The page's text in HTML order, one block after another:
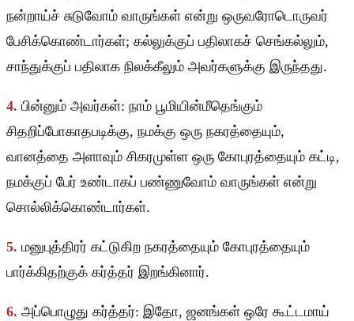
நன்றாய்ச் சுடுவோம் வாருங்கள் என்று ஒருவரோடொருவர்
பேசிக்கொண்டார்கள்; கல்லுக்குப் பதிலாகச் செங்கல்லும்,
சாந்துக்குப் பதிலாக நிலக்கீலும் அவர்களுக்கு இருந்தது.
4. பின்னும் அவர்கள்: நாம் பூமியின்மீதெங்கும்
சிதறிப்போகாதபடிக்கு, நமக்கு ஒரு நகரத்தையும்,
வானத்தை அளாவும் சிகரமுள்ள ஒரு கோபுரத்தையும் கட்டி,
நமக்குப் பேர் உண்டாகப் பண்ணுவோம் வாருங்கள் என்று
சொல்லிக்கொண்டார்கள்.
5. மனுபுத்திரர் கட்டுகிற நகரத்தையும் கோபுரத்தையும்
பார்க்கிதற்குக் கர்த்தர் இறங்கினார்.
6. அப்பொழுது கர்த்தர்: இதோ, ஜனங்கள் ஒரே கூட்டமாய்